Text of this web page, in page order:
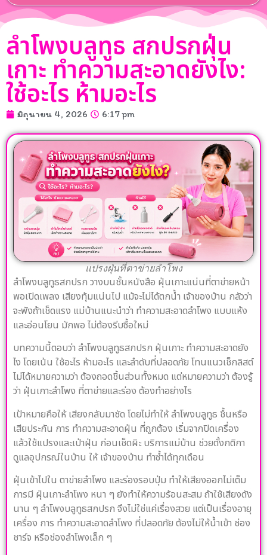
ลำโพงบลูทูธ สกปรกฝุ่น
เกาะ ทำความสะอาดยังไง:
ใช้อะไร ห้ามอะไร
มิถุนายน 4, 2026 6:17 pm
แปรงฝุ่นที่ตาข่ายลำโพง
ลำโพงบลูทูธสกปรก วางบนชั้นหนังสือ ฝุ่นเกาะแน่นที่ตาข่ายหน้า
พอเปิดเพลง เสียงทุ้มแน่นไป แม้จะไม่ได้ตกน้ำ เจ้าของบ้าน กลัวว่า
จะพังถ้าเช็ดแรง แม่บ้านแนะนำว่า ทำความสะอาดลำโพง แบบแห้ง
และอ่อนโยน มักพอ ไม่ต้องรีบซื้อใหม่
บทความนี้ตอบว่า ลำโพงบลูทูธสกปรก ฝุ่นเกาะ ทำความสะอาดยัง
ไง โดยเน้น ใช้อะไร ห้ามอะไร และลำดับที่ปลอดภัย โทนแนวเช็กลิสต์
ไม่ได้หมายความว่า ต้องถอดชิ้นส่วนทั้งหมด แต่หมายความว่า ต้องรู้
ว่า ฝุ่นเกาะลำโพง ที่ตาข่ายและร่อง ต้องทำอย่างไร
เป้าหมายคือให้ เสียงกลับมาชัด โดยไม่ทำให้ ลำโพงบลูทูธ ชื้นหรือ
เสียประกัน การ ทำความสะอาดฝุ่น ที่ถูกต้อง เริ่มจากปิดเครื่อง
แล้วใช้แปรงและเป่าฝุ่น ก่อนเช็ดผิะ บริการแม่บ้าน ช่วยตั้งกติกา
ดูแลอุปกรณ์ในบ้าน ให้ เจ้าของบ้าน ทำซ้ำได้ทุกเดือน
ฝุ่นเข้าไปใน ตาข่ายลำโพง และร่องรอบปุ่ม ทำให้เสียงออกไม่เต็ม
การมี ฝุ่นเกาะลำโพง หนา ๆ ยังทำให้ความร้อนสะสม ถ้าใช้เสียงดัง
นาน ๆ ลำโพงบลูทูธสกปรก จึงไม่ใช่แค่เรื่องสวย แต่เป็นเรื่องอายุ
เครื่อง การ ทำความสะอาดลำโพง ที่ปลอดภัย ต้องไม่ให้น้ำเข้า ช่อง
ชาร์จ หรือช่องลำโพงเล็ก ๆ